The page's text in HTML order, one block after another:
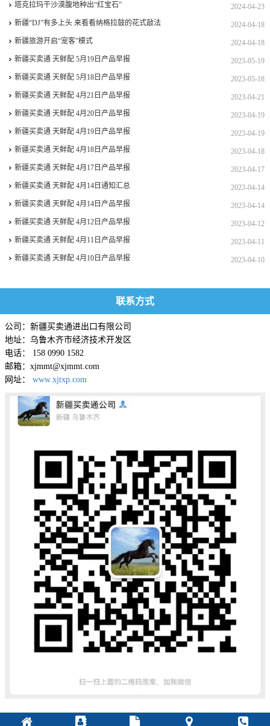
2024-04-23
塔克拉玛干沙漠腹地种出“红宝石”
2024-04-18
新疆“DJ”有多上头 来看看纳格拉鼓的花式敲法
2024-04-18
新疆旅游开启“宠客”模式
2023-05-19
新疆买卖通 天鲜配 5月19日产品早报
2023-05-18
新疆买卖通 天鲜配 5月18日产品早报
2023-04-21
新疆买卖通 天鲜配 4月21日产品早报
2023-04-19
新疆买卖通 天鲜配 4月20日产品早报
2023-04-19
新疆买卖通 天鲜配 4月19日产品早报
2023-04-18
新疆买卖通 天鲜配 4月18日产品早报
2023-04-17
新疆买卖通 天鲜配 4月17日产品早报
2023-04-14
新疆买卖通 天鲜配 4月14日通知汇总
2023-04-14
新疆买卖通 天鲜配 4月14日产品早报
2023-04-12
新疆买卖通 天鲜配 4月12日产品早报
2023-04-11
新疆买卖通 天鲜配 4月11日产品早报
2023-04-10
新疆买卖通 天鲜配 4月10日产品早报
联系方式
公司：新疆买卖通进出口有限公司
地址：乌鲁木齐市经济技术开发区
电话： 158 0990 1582
邮箱：xjmmt@xjmmt.com
网址： www.xjtxp.com